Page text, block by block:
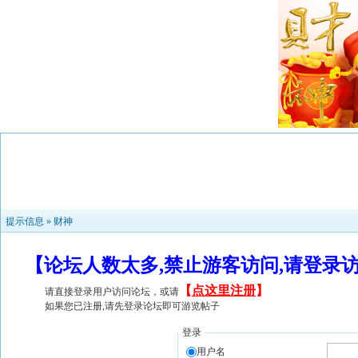
提示信息 » 财神
【论坛人数太多,禁止游客访问,请登
请直接登录用户访问论坛，或请 【 点这里注册】
如果您已注册,请先登录论坛即可游览帖子
登录
用户名